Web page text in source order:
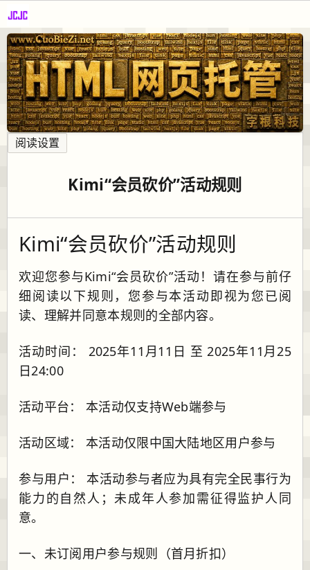
阅读设置
Kimi“会员砍价”活动规则
Kimi“会员砍价”活动规则
欢迎您参与Kimi“会员砍价”活动！请在参与前仔
细阅读以下规则，您参与本活动即视为您已阅
读、理解并同意本规则的全部内容。
活动时间： 2025年11月11日 至 2025年11月25
日24:00
活动平台： 本活动仅支持Web端参与
活动区域： 本活动仅限中国大陆地区用户参与
参与用户： 本活动参与者应为具有完全民事行为
能力的自然人；未成年人参加需征得监护人同
意。
一、未订阅用户参与规则（首月折扣）